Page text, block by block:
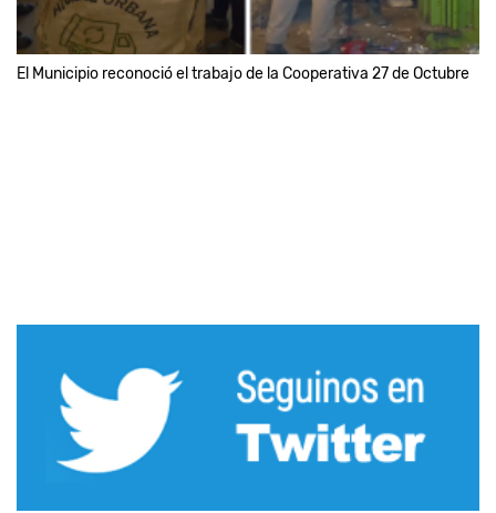
El Municipio reconoció el trabajo de la Cooperativa 27 de Octubre